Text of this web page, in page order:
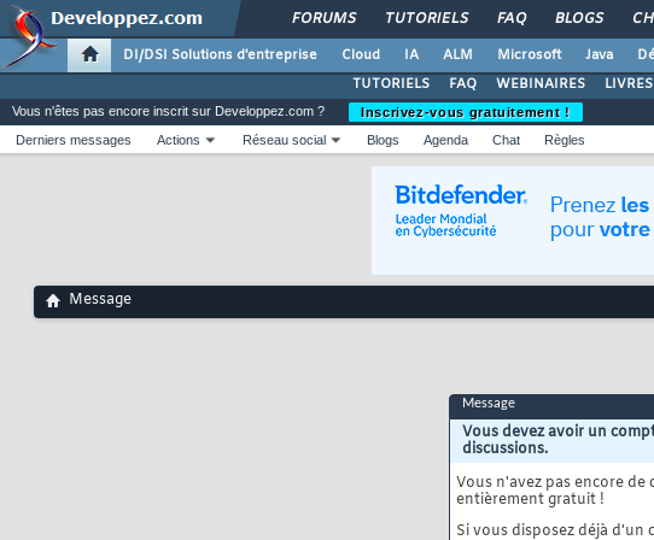
FORUMS TUTORIELS FAQ BLOGS
DI/DSI Solutions d'entreprise Cloud IA ALM Microsoft Java
TUTORIELS
FAQ WEBINAIRES LIVRES
Vous n'êtes pas encore inscrit sur Developpez.com ?
Inscrivez-vous gratuitement !
Derniers messages
Actions Réseau social Blogs Agenda Chat Règles
Message
Message
Vous devez avoir un
discussions.
Vous n'avez pas encore de
entièrement gratuit !
Si vous disposez déjà d'un